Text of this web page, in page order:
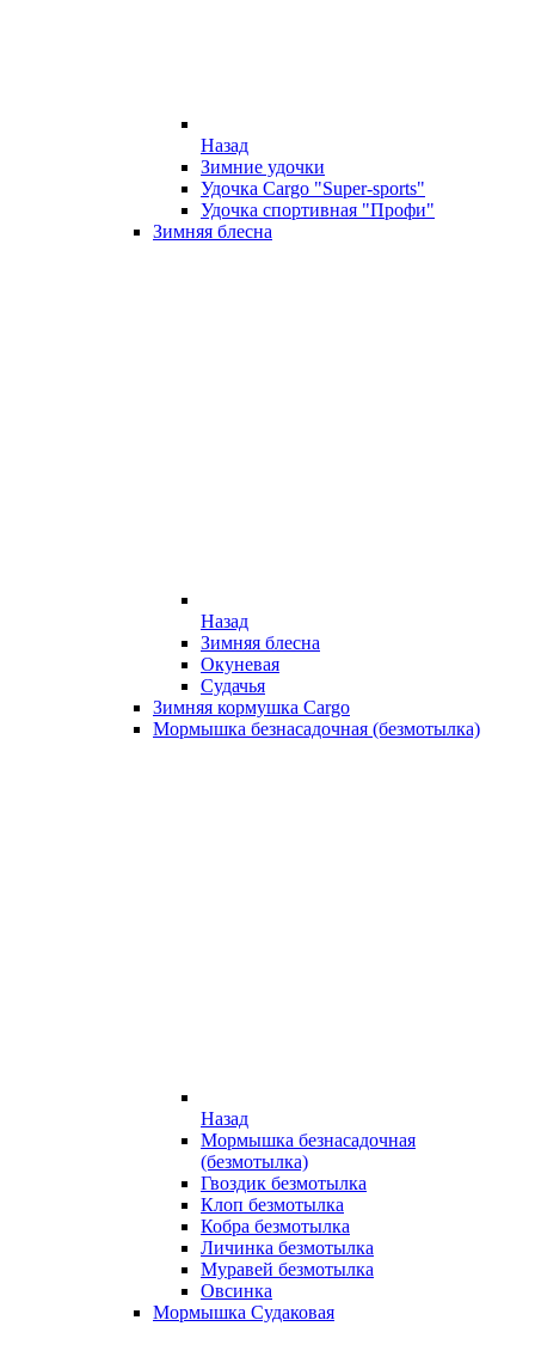
Назад
Зимние удочки
Удочка Cargo "Super-sports"
Удочка спортивная "Профи"
Зимняя блесна
Назад
Зимняя блесна
Окуневая
Судачья
Зимняя кормушка Cargo
Мормышка безнасадочная (безмотылка)
Назад
Мормышка безнасадочная
(безмотылка)
Гвоздик безмотылка
Клоп безмотылка
Кобра безмотылка
Личинка безмотылка
Муравей безмотылка
Овсинка
Мормышка Судаковая